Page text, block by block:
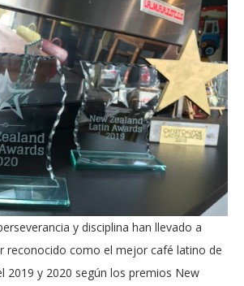
y disciplina han llevado a
reconocido como el mejor café latino de
2019 y 2020 según los premios New